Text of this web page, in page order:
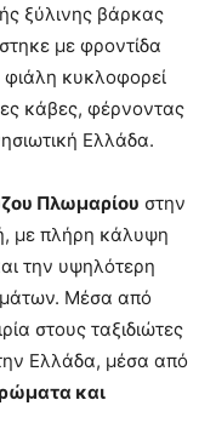
ξύλινης βάρκας
με φροντίδα
κυκλοφορεί
κάβες, φέρνοντας
Ελλάδα.
Πλωμαρίου στην
με πλήρη κάλυψη
την υψηλότερη
Μέσα από
στους ταξιδιώτες
Ελλάδα, μέσα από
και